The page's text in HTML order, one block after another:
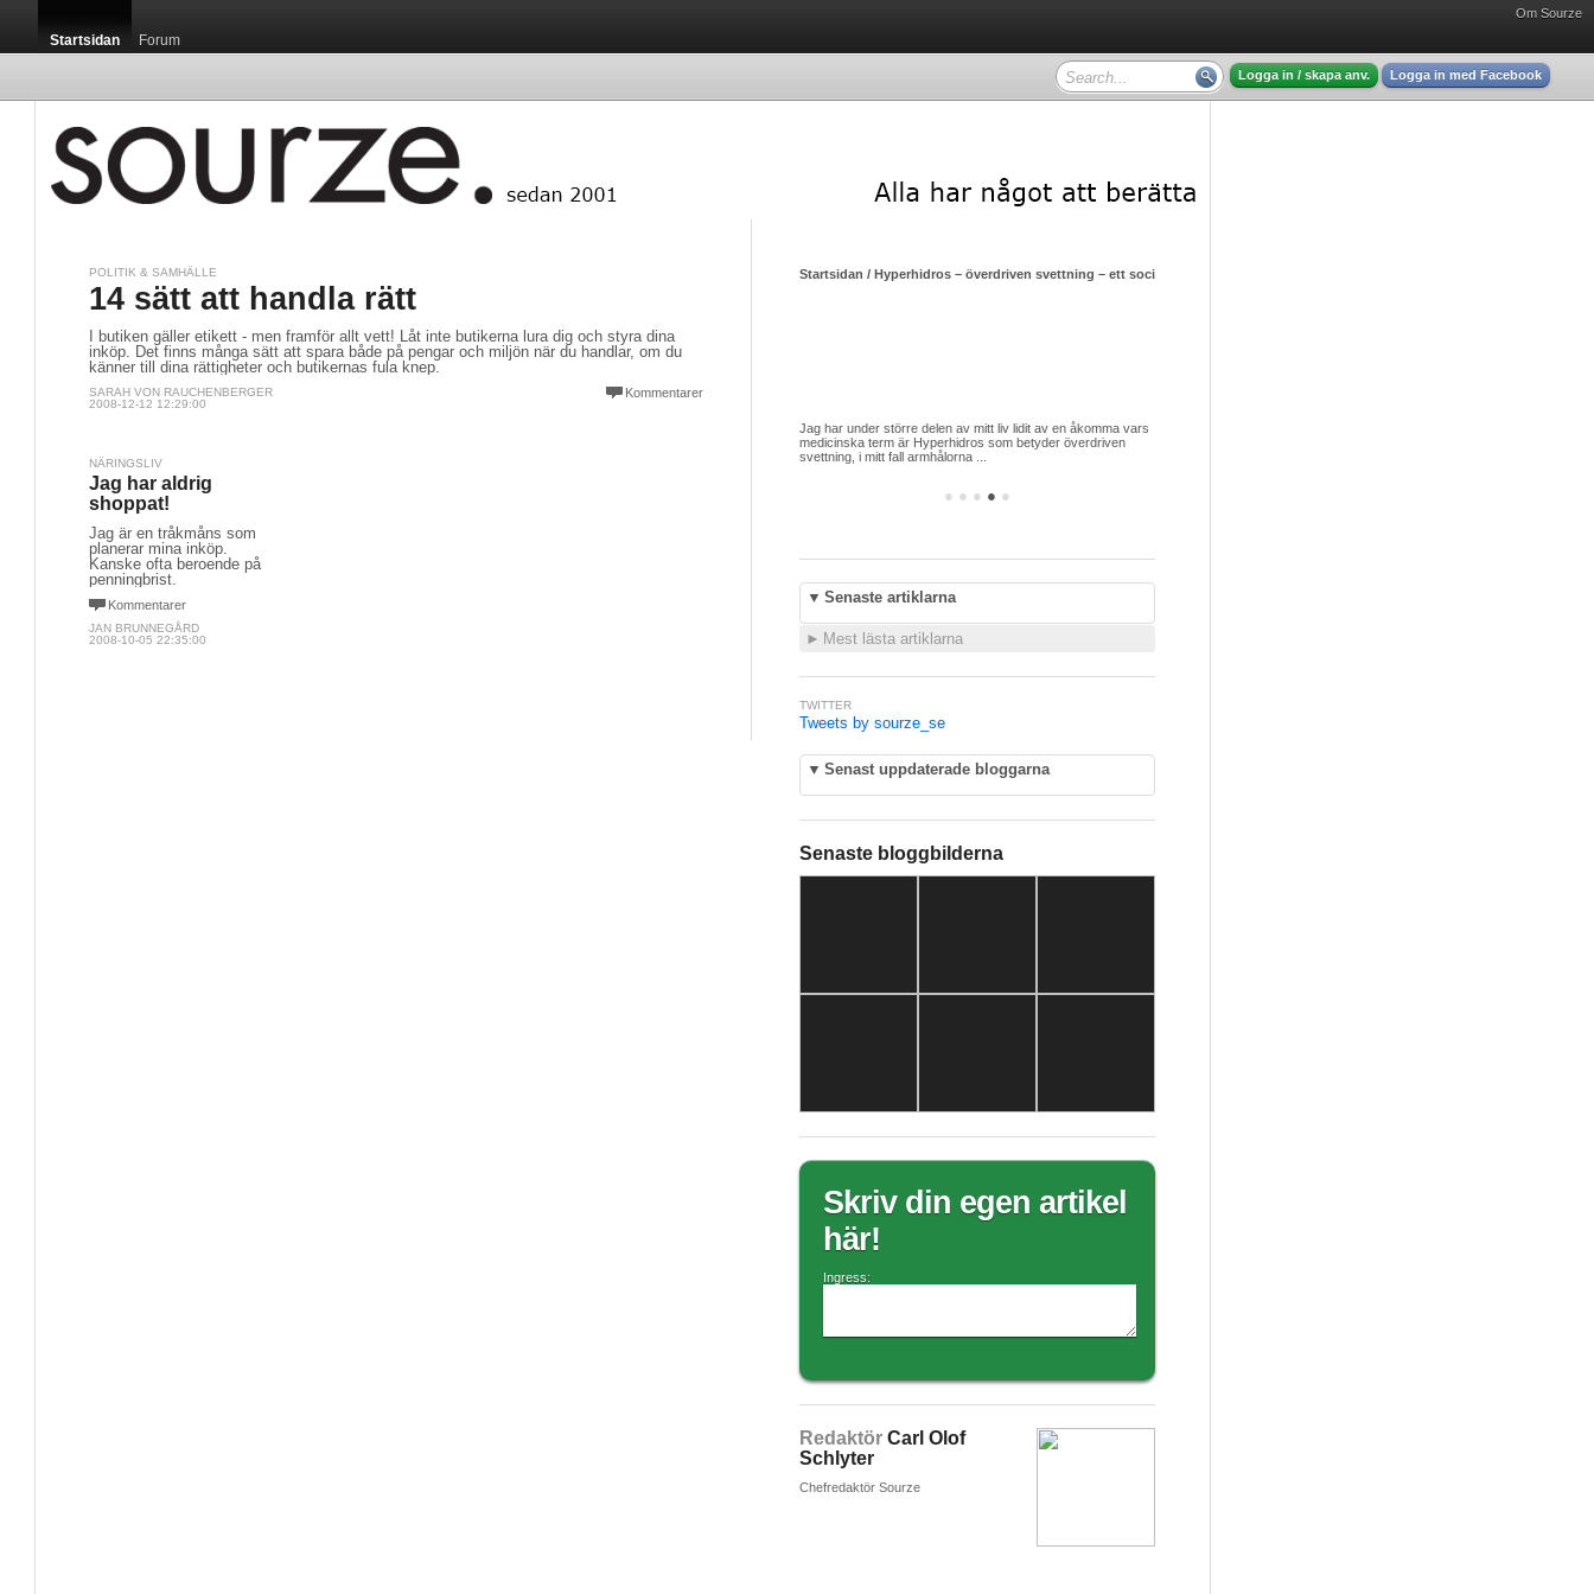
Om Sourze
Startsidan Forum
Logga in / skapa anv. Logga in med Facebook
POLITIK & SAMHÄLLE
14 sätt att handla rätt
I butiken gäller etikett - men framför allt vett! Låt inte butikerna lura dig och styra dina
inköp. Det finns många sätt att spara både på pengar och miljön när du handlar, om du
känner till dina rättigheter och butikernas fula knep.
Kommentarer
SARAH VON RAUCHENBERGER
2008-12-12 12:29:00
NÄRINGSLIV
Jag har aldrig
shoppat!
Jag är en tråkmåns som
planerar mina inköp.
Kanske ofta beroende på
penningbrist.
Kommentarer
JAN BRUNNEGÅRD
2008-10-05 22:35:00
● ● ● ● ●
Startsidan / Hyperhidros – överdriven svettning – ett socialt gissel men hjälp finns att få
Jag har under större delen av mitt liv lidit av en åkomma vars
medicinska term är Hyperhidros som betyder överdriven
svettning, i mitt fall armhålorna ...
▼ Senaste artiklarna
► Mest lästa artiklarna
TWITTER
Tweets by sourze_se
▼ Senast uppdaterade bloggarna
Senaste bloggbilderna
Skriv din egen artikel
här!
Ingress:
Redaktör Carl Olof
Schlyter
Chefredaktör Sourze